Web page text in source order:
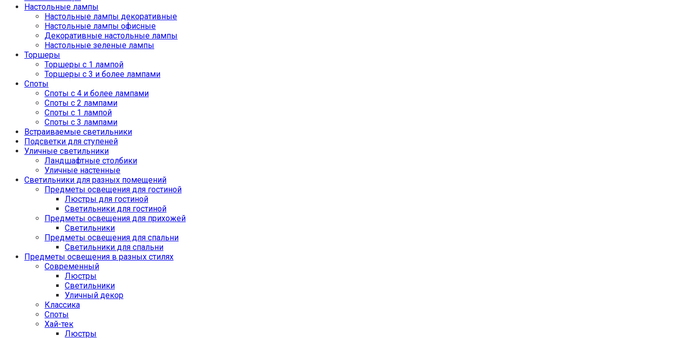
Настольные лампы
Настольные лампы декоративные
Настольные лампы офисные
Декоративные настольные лампы
Настольные зеленые лампы
Торшеры
Торшеры с 1 лампой
Торшеры с 3 и более лампами
Споты
Споты с 4 и более лампами
Споты с 2 лампами
Споты с 1 лампой
Споты с 3 лампами
Встраиваемые светильники
Подсветки для ступеней
Уличные светильники
Ландшафтные столбики
Уличные настенные
Светильники для разных помещений
Предметы освещения для гостиной
Люстры для гостиной
Светильники для гостиной
Предметы освещения для прихожей
Светильники
Предметы освещения для спальни
Светильники для спальни
Предметы освещения в разных стилях
Cовременный
Люстры
Светильники
Уличный декор
Классика
Споты
Хай-тек
Люстры